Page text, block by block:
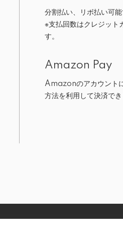
分割払い、リボ払い可能
※支払回数はクレジット
す。
Amazon Pay
Amazonのアカウント
方法を利用して決済でき